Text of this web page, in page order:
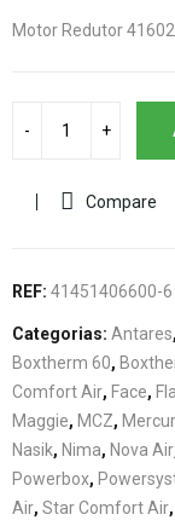
Motor Redutor
Compare
REF: 41451406600-6
Categorias: Antares,
Boxtherm 60,
Comfort Air, Face,
Maggie, MCZ,
Nasik, Nima, Nova Air
Powerbox,
Air, Star Comfort Air,